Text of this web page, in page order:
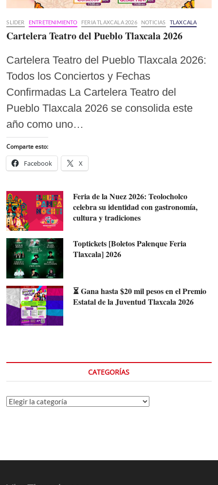
SLIDER ENTRETENIMIENTO FERIA TLAXCALA 2026 NOTICIAS TLAXCALA
Cartelera Teatro del Pueblo Tlaxcala 2026
Cartelera Teatro del Pueblo Tlaxcala 2026:
Todos los Conciertos y Fechas
Confirmadas La Cartelera Teatro del
Pueblo Tlaxcala 2026 se consolida este
año como uno…
Comparte esto:
Facebook X
Feria de la Nuez 2026: Teolocholco
celebra su identidad con gastronomía,
cultura y tradiciones
Toptickets [Boletos Palenque Feria
Tlaxcala] 2026
⏳ Gana hasta $20 mil pesos en el Premio
Estatal de la Juventud Tlaxcala 2026
CATEGORÍAS
Categorías